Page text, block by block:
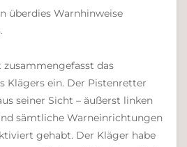
überdies Warnhinweise
das
Klägers ein. Der Pistenretter
seiner Sicht – äußerst linken
sämtliche Warneinrichtungen
gehabt. Der Kläger habe